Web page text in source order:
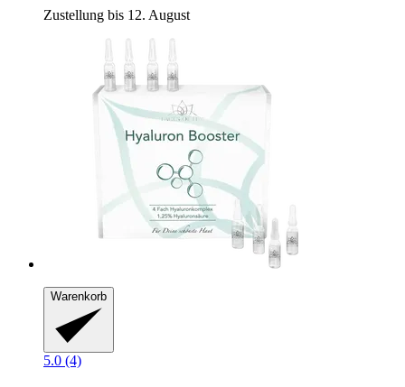
Zustellung bis 12. August
Warenkorb
5.0 (4)